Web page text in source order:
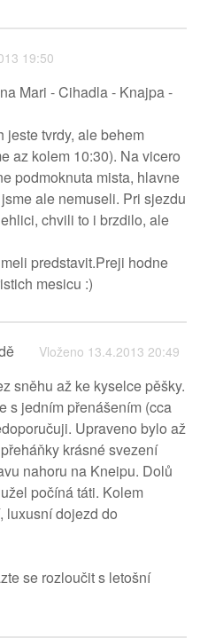
19:50
Mari - Cihadla - Knajpa -
jeste tvrdy, ale behem
az kolem 10:30). Na vicero
podmoknuta mista, hlavne
ale nemuseli. Pri sjezdu
chvili to i brzdilo, ale
predstavit.Preji hodne
mesicu :)
Vloženo 13.4.2013 20:49
sněhu až ke kyselce pěšky.
s jedním přenášením (cca
Upraveno bylo až
krásné svezení
nahoru na Kneipu. Dolů
počíná táti. Kolem
luxusní dojezd do
se rozloučit s letošní